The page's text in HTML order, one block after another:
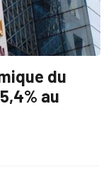
du
au